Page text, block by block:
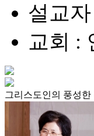
설교
교회 :
그리스도인의 풍성한